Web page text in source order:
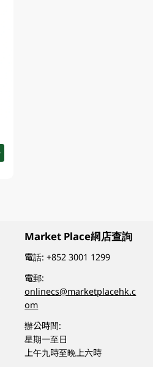
Market Place網店查詢
電話:+852 3001 1299
電郵:
onlinecs@marketplacehk.c
om
辦公時間:
星期一至日
上午九時至晚上六時